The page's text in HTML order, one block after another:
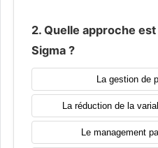
2. Quelle approche
Sigma ?
La gestion de
La réduction de la
Le management